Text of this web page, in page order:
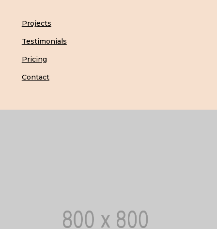
Projects
Testimonials
Pricing
Contact